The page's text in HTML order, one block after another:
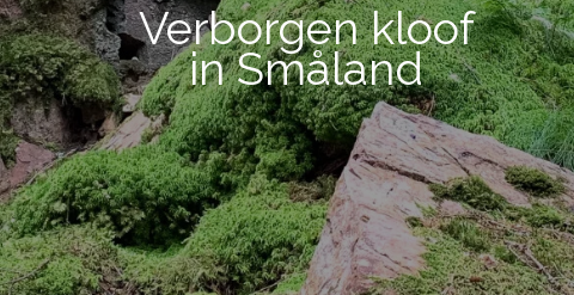
Verborgen kloof
in Småland